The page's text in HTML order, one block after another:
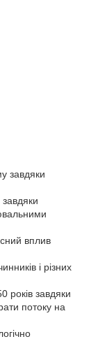
завдяки
вплив
і різних
років завдяки
потоку на